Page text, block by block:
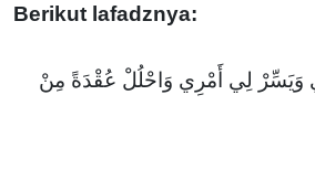
Berikut lafadznya:
لِي أَمْرِي وَاحْلُلْ عُقْدَةً مِنْ